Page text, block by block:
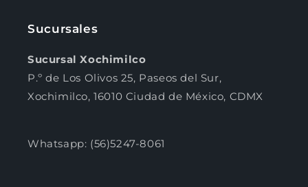
Sucursales
Sucursal Xochimilco
P.º de Los Olivos 25, Paseos del Sur,
Xochimilco, 16010 Ciudad de México, CDMX
Whatsapp: (56)5247-8061